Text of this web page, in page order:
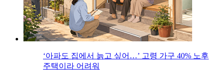
‘아파도 집에서 늙고 싶어…’ 고령 가구 40% 노후
주택이라 어려워